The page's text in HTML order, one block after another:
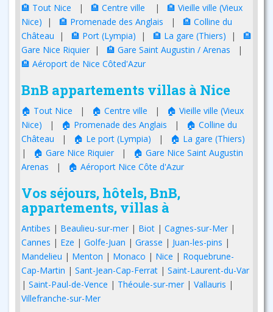
🏨 Tout Nice | 🏨 Centre ville | 🏨 Vieille ville (Vieux
Nice) | 🏨 Promenade des Anglais | 🏨 Colline du
Château | 🏨 Port (Lympia) | 🏨 La gare (Thiers) | 🏨
Gare Nice Riquier | 🏨 Gare Saint Augustin / Arenas |
🏨 Aéroport de Nice Côted'Azur
BnB appartements villas à Nice
🏠 Tout Nice | 🏠 Centre ville |
🏠 Vieille ville (Vieux
Nice) | 🏠 Promenade des Anglais |
🏠 Colline du
Château | 🏠 Le port (Lympia) |
🏠 La gare (Thiers)
|
🏠 Gare Nice Riquier |
🏠 Gare Nice Saint Augustin
Arenas | 🏠 Aéroport Nice Côte d'Azur
Vos séjours, hôtels, BnB,
appartements, villas à
Antibes | Beaulieu-sur-mer | Biot | Cagnes-sur-Mer |
Cannes | Eze | Golfe-Juan | Grasse | Juan-les-pins |
Mandelieu | Menton | Monaco | Nice | Roquebrune-
Cap-Martin | Sant-Jean-Cap-Ferrat | Saint-Laurent-du-Var
| Saint-Paul-de-Vence | Théoule-sur-mer | Vallauris |
Villefranche-sur-Mer